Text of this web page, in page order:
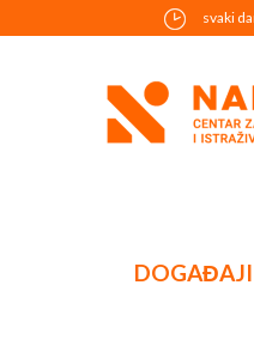
to
svaki
DOGAĐAJI
navigation